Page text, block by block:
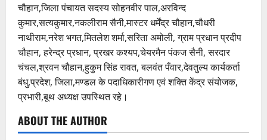
चौहान,जिला पंचायत सदस्य सोहनवीर पाल,अरविन्द
कुमार,सत्यकुमार,नकलीराम सैनी,मास्टर धर्मेंद्र चौहान,चौधरी
नाथीराम,नरेश भगत,मितलेश शर्मा,सरिता अमोली, ग्राम प्रधान प्रदीप
चौहान, हरेन्द्र प्रधान, प्रखर कश्यप,चेयरमैन पंकज सैनी, सरदार
चंचल,श्रवन चौहान,हुकुम सिंह रावत, बलवंत पँवार,देवतुल्य कार्यकर्ता
बंधु,प्रदेश, जिला,मण्डल के पदाधिकारीगण एवं शक्ति केंद्र संयोजक,
प्रभारी,बूथ अध्यक्ष उपस्थित रहे।
ABOUT THE AUTHOR